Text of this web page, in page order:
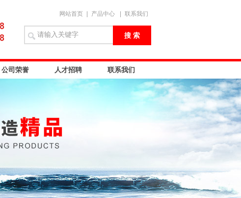
网站首页 产品中心 联系我们
公司荣誉 人才招聘 联系我们